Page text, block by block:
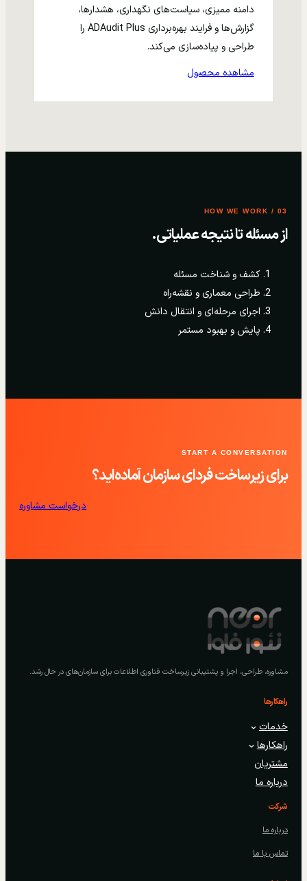
دامنه ممیزی، سیاست‌های نگهداری، هشدارها،
گزارش‌ها و فرایند بهره‌برداری ADAudit Plus را
طراحی و پیاده‌سازی می‌کند.
مشاهده محصول
03 / HOW WE WORK
از مسئله تا نتیجه عملیاتی.
کشف و شناخت مسئله
طراحی معماری و نقشه‌راه
اجرای مرحله‌ای و انتقال دانش
پایش و بهبود مستمر
START A CONVERSATION
برای زیرساخت فردای سازمان آماده‌اید؟
درخواست مشاوره
مشاوره، طراحی، اجرا و پشتیبانی زیرساخت فناوری اطلاعات برای سازمان‌های در حال رشد.
راهکارها
خدمات
راهکارها
مشتریان
درباره ما
شرکت
درباره ما
تماس با ما